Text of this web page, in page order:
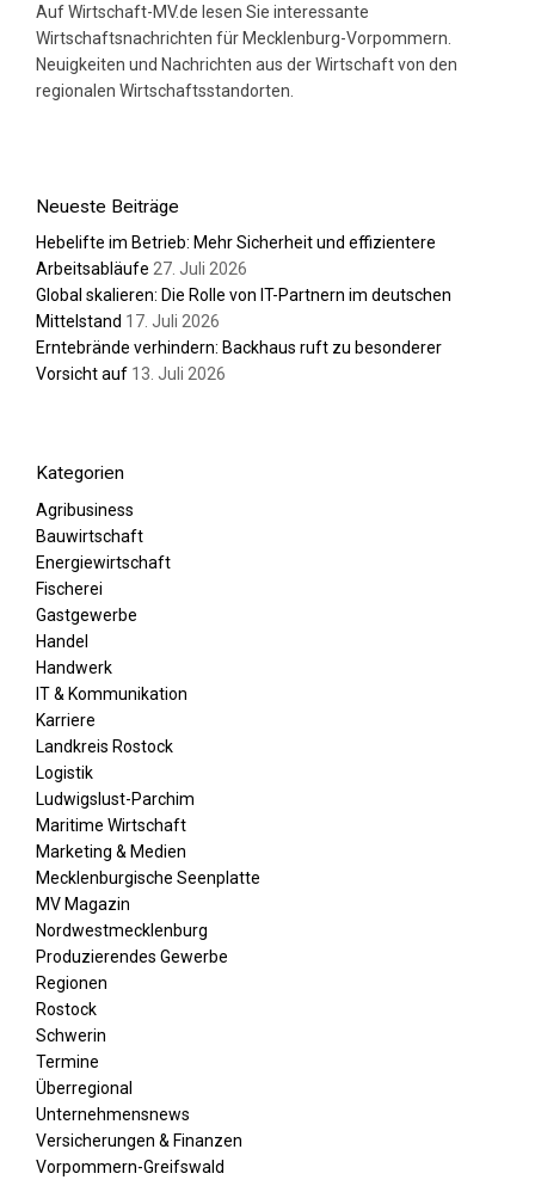
Auf Wirtschaft-MV.de lesen Sie interessante
Wirtschaftsnachrichten für Mecklenburg-Vorpommern.
Neuigkeiten und Nachrichten aus der Wirtschaft von den
regionalen Wirtschaftsstandorten.
Neueste Beiträge
Hebelifte im Betrieb: Mehr Sicherheit und effizientere
Arbeitsabläufe 27. Juli 2026
Global skalieren: Die Rolle von IT-Partnern im deutschen
Mittelstand 17. Juli 2026
Erntebrände verhindern: Backhaus ruft zu besonderer
Vorsicht auf 13. Juli 2026
Kategorien
Agribusiness
Bauwirtschaft
Energiewirtschaft
Fischerei
Gastgewerbe
Handel
Handwerk
IT & Kommunikation
Karriere
Landkreis Rostock
Logistik
Ludwigslust-Parchim
Maritime Wirtschaft
Marketing & Medien
Mecklenburgische Seenplatte
MV Magazin
Nordwestmecklenburg
Produzierendes Gewerbe
Regionen
Rostock
Schwerin
Termine
Überregional
Unternehmensnews
Versicherungen & Finanzen
Vorpommern-Greifswald